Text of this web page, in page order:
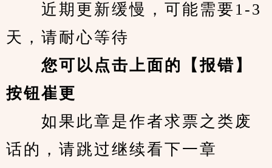
近期更新缓慢，可能需要1-3
天，请耐心等待
您可以点击上面的【报错】
按钮崔更
如果此章是作者求票之类废
话的，请跳过继续看下一章